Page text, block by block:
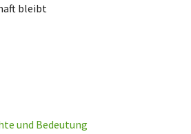
bleibt
und Bedeutung